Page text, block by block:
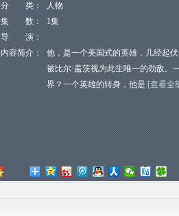
分 类：
人物
集 数：
1集
导 演：
内容简介：
他，是一个美国式的英雄，几经起
被比尔·盖茨视为此生唯一的劲敌。
界？一个英雄的转身，他是 [查看全